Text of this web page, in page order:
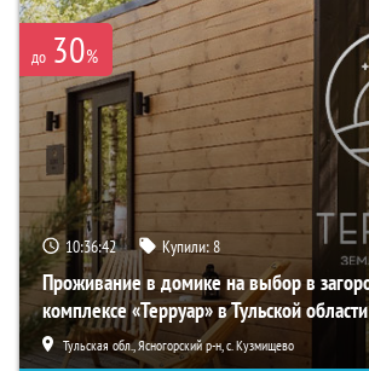
до 30%
10:36:41 Купили:8
Проживание в домике на выбор в
комплексе «Терруар» в Тульской области
Тульская обл., Ясногорский р-н, с. Кузмищево